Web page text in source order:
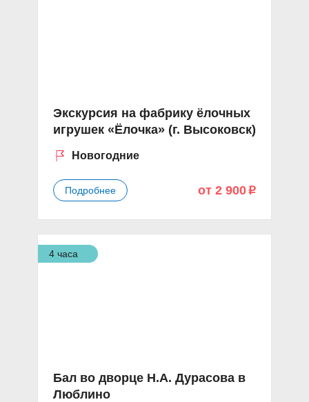
Экскурсия на фабрику ёлочных
игрушек «Ёлочка» (г. Высоковск)
Новогодние
Подробнее от 2 900 p
4 часа
Бал во дворце Н.А. Дурасова в
Люблино